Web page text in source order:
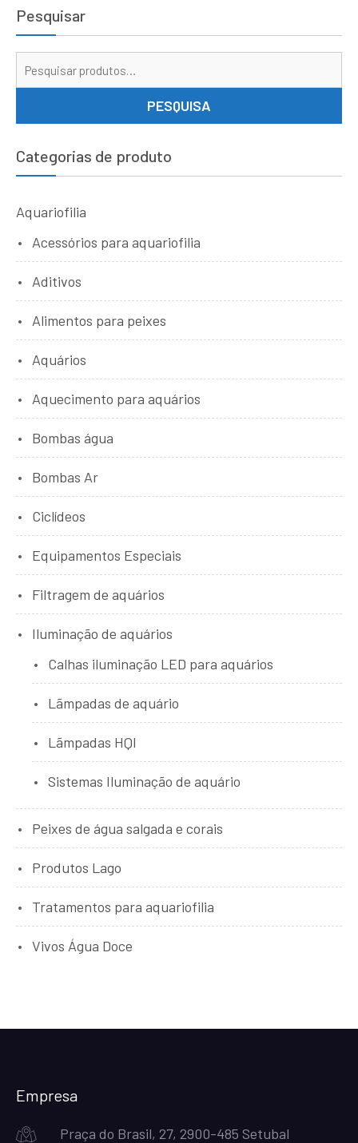
Pesquisar
PESQUISA
Categorias de produto
Aquariofilia
Acessórios para aquariofilia
Aditivos
Alimentos para peixes
Aquários
Aquecimento para aquários
Bombas água
Bombas Ar
Ciclídeos
Equipamentos Especiais
Filtragem de aquários
Iluminação de aquários
Calhas iluminação LED para aquários
Lãmpadas de aquário
Lãmpadas HQI
Sistemas Iluminação de aquário
Peixes de água salgada e corais
Produtos Lago
Tratamentos para aquariofilia
Vivos Água Doce
Empresa
Praça do Brasil, 27, 2900-485 Setubal